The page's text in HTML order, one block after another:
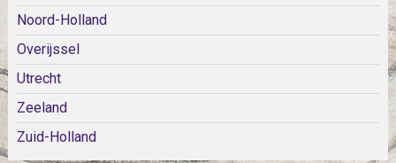
Noord-Holland
Overijssel
Utrecht
Zeeland
Zuid-Holland